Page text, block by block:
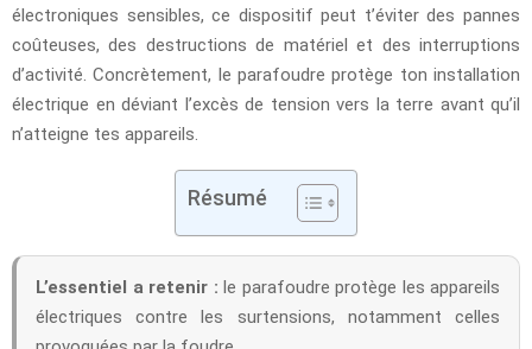
électroniques sensibles, ce dispositif peut t’éviter des pannes
coûteuses, des destructions de matériel et des interruptions
d’activité. Concrètement, le parafoudre protège ton installation
électrique en déviant l’excès de tension vers la terre avant qu’il
n’atteigne tes appareils.
Résumé
L’essentiel a retenir : le parafoudre protège les appareils
électriques contre les surtensions, notamment celles